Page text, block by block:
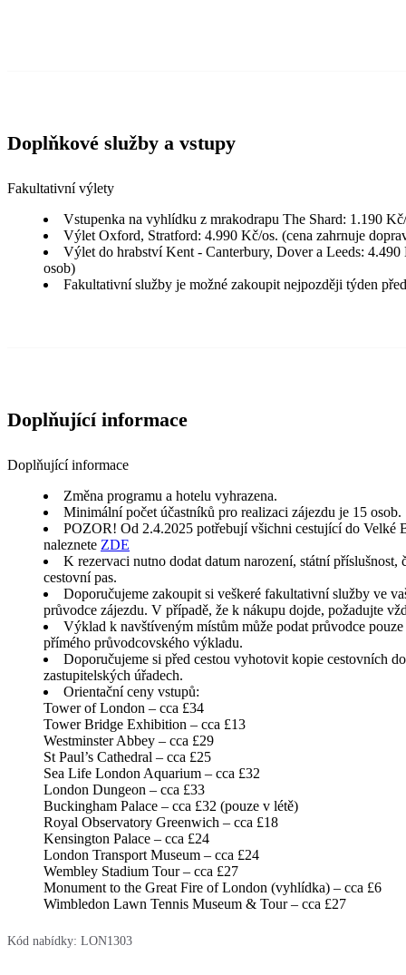
Doplňkové služby a vstupy
Fakultativní výlety
Vstupenka na vyhlídku z mrakodrapu The Shard: 1.190
Výlet Oxford, Stratford: 4.990 Kč/os. (cena zahrnuje
Výlet do hrabství Kent - Canterbury, Dover a Leeds:
osob)
Fakultativní služby je možné zakoupit nejpozději týden
Doplňující informace
Doplňující informace
Změna programu a hotelu vyhrazena.
Minimální počet účastníků pro realizaci zájezdu je 15 osob.
POZOR! Od 2.4.2025 potřebují všichni cestující do Velké
naleznete ZDE
K rezervaci nutno dodat datum narození, státní
cestovní pas.
Doporučujeme zakoupit si veškeré fakultativní služby ve
průvodce zájezdu. V případě, že k nákupu dojde, požadujte
Výklad k navštíveným místům může podat průvodce
přímého průvodcovského výkladu.
Doporučujeme si před cestou vyhotovit kopie cestovních
zastupitelských úřadech.
Orientační ceny vstupů:
Tower of London – cca £34
Tower Bridge Exhibition – cca £13
Westminster Abbey – cca £29
St Paul’s Cathedral – cca £25
Sea Life London Aquarium – cca £32
London Dungeon – cca £33
Buckingham Palace – cca £32 (pouze v létě)
Royal Observatory Greenwich – cca £18
Kensington Palace – cca £24
London Transport Museum – cca £24
Wembley Stadium Tour – cca £27
Monument to the Great Fire of London (vyhlídka) – cca £6
Wimbledon Lawn Tennis Museum & Tour – cca £27
Kód nabídky: LON1303